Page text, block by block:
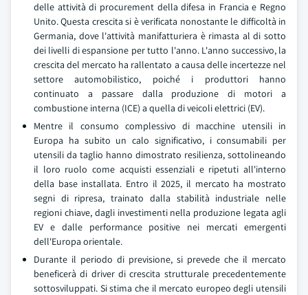
delle attività di procurement della difesa in Francia e Regno
Unito. Questa crescita si è verificata nonostante le difficoltà in
Germania, dove l'attività manifatturiera è rimasta al di sotto
dei livelli di espansione per tutto l'anno. L'anno successivo, la
crescita del mercato ha rallentato a causa delle incertezze nel
settore automobilistico, poiché i produttori hanno
continuato a passare dalla produzione di motori a
combustione interna (ICE) a quella di veicoli elettrici (EV).
Mentre il consumo complessivo di macchine utensili in
Europa ha subito un calo significativo, i consumabili per
utensili da taglio hanno dimostrato resilienza, sottolineando
il loro ruolo come acquisti essenziali e ripetuti all'interno
della base installata. Entro il 2025, il mercato ha mostrato
segni di ripresa, trainato dalla stabilità industriale nelle
regioni chiave, dagli investimenti nella produzione legata agli
EV e dalle performance positive nei mercati emergenti
dell'Europa orientale.
Durante il periodo di previsione, si prevede che il mercato
beneficerà di driver di crescita strutturale precedentemente
sottosviluppati. Si stima che il mercato europeo degli utensili